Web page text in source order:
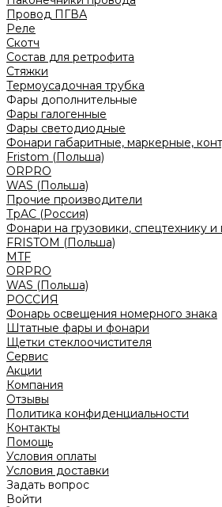
Провод ПГВА
Реле
Скотч
Состав для ретрофита
Стяжки
Термоусадочная трубка
Фары дополнительные
Фары галогенные
Фары светодиодные
Фонари габаритные, маркерные,
Fristom (Польша)
ORPRO
WAS (Польша)
Прочие производители
ТрАС (Россия)
Фонари на грузовики, спецтехнику
FRISTOM (Польша)
MTF
ORPRO
WAS (Польша)
РОССИЯ
Фонарь освещения номерного знака
Штатные фары и фонари
Щетки стеклоочистителя
Сервис
Акции
Компания
Отзывы
Политика конфиденциальности
Контакты
Помощь
Условия оплаты
Условия доставки
Задать вопрос
Войти